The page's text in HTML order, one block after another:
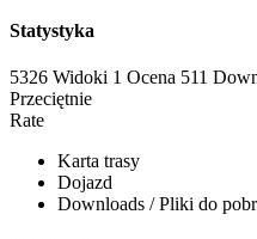
Statystyka
5326 Widoki 1 Ocena 511
Przeciętnie
Rate
Karta trasy
Dojazd
Downloads / Pliki do